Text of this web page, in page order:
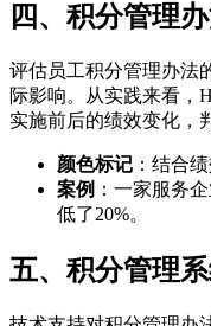
四、积分管理
评估员工积分管理办法
际影响。从实践来看，
实施前后的绩效变化，
颜色标记 ：结合
案例 ：一家服务
低了20%。
五、积分管理